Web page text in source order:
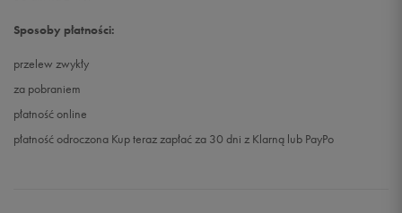
Sposoby płatności:
przelew zwykły
za pobraniem
płatność online
płatność odroczona Kup teraz zapłać za 30 dni z Klarną lub PayPo